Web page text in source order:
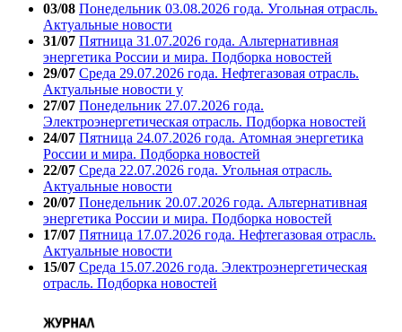
03/08 Понедельник 03.08.2026 года. Угольная отрасль.
Актуальные новости
31/07 Пятница 31.07.2026 года. Альтернативная
энергетика России и мира. Подборка новостей
29/07 Среда 29.07.2026 года. Нефтегазовая отрасль.
Актуальные новости у
27/07 Понедельник 27.07.2026 года.
Электроэнергетическая отрасль. Подборка новостей
24/07 Пятница 24.07.2026 года. Атомная энергетика
России и мира. Подборка новостей
22/07 Среда 22.07.2026 года. Угольная отрасль.
Актуальные новости
20/07 Понедельник 20.07.2026 года. Альтернативная
энергетика России и мира. Подборка новостей
17/07 Пятница 17.07.2026 года. Нефтегазовая отрасль.
Актуальные новости
15/07 Среда 15.07.2026 года. Электроэнергетическая
отрасль. Подборка новостей